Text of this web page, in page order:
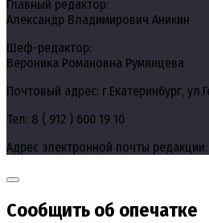
Главный редактор:
Александр Владимирович Аникин
Шеф-редактор:
Вероника Романовна Румянцева
Почтовый адрес: г.Екатеринбург,
Тел: 8 ( 912 ) 600 19 10
Адрес электронной почты редакции:
Сообщить об опечатке